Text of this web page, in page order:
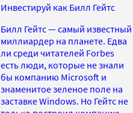
Инвестируй как Билл Гейтс
Билл Гейтс — самый известный
миллиардер на планете. Едва
ли среди читателей Forbes
есть люди, которые не знали
бы компанию Microsoft и
знаменитое зеленое поле на
заставке Windows. Но Гейтс не